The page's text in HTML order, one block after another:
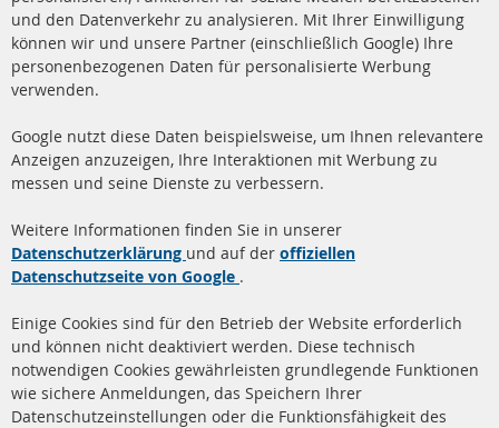
+49 (0) 4533 799 00 0
Mo-Do: 09-17 Uhr, Fr 09-16 Uhr
info@contra-automotive.de
facebook
instagram
Quick Links
Dieselpartikelfilter (DPF)
Dieselpartikelfilter
Katalysator (KAT)
Sensoren
FAQ
Kundenservice
Über uns
Versandkosten
Kontakt
Vertrag widerrufen
und den Datenverkehr zu analysieren. Mit Ihrer Einwilligung
können wir und unsere Partner (einschließlich Google) Ihre
personenbezogenen Daten für personalisierte Werbung
verwenden.
Google nutzt diese Daten beispielsweise, um Ihnen relevantere
Anzeigen anzuzeigen, Ihre Interaktionen mit Werbung zu
messen und seine Dienste zu verbessern.
Weitere Informationen finden Sie in unserer
Datenschutzerklärung und auf der offiziellen
Datenschutzseite von Google .
Einige Cookies sind für den Betrieb der Website erforderlich
und können nicht deaktiviert werden. Diese technisch
notwendigen Cookies gewährleisten grundlegende Funktionen
wie sichere Anmeldungen, das Speichern Ihrer
Datenschutzeinstellungen oder die Funktionsfähigkeit des